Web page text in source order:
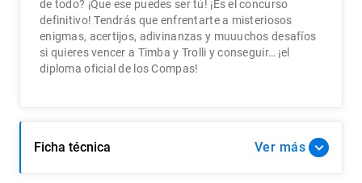
de todo? ¡Que ese puedes ser tú! ¡Es el concurso
definitivo! Tendrás que enfrentarte a misteriosos
enigmas, acertijos, adivinanzas y muuuchos desafíos
si quieres vencer a Timba y Trolli y conseguir… ¡el
diploma oficial de los Compas!
Ficha técnica Ver